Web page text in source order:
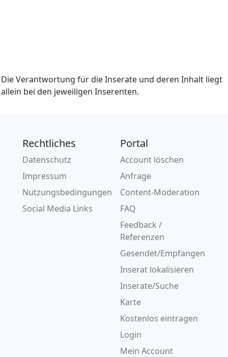
Die Verantwortung für die Inserate und deren Inhalt liegt
allein bei den jeweiligen Inserenten.
Rechtliches
Datenschutz
Impressum
Nutzungsbedingungen
Social Media Links
Portal
Account löschen
Anfrage
Content-Moderation
FAQ
Feedback /
Referenzen
Gesendet/Empfangen
Inserat lokalisieren
Inserate/Suche
Karte
Kostenlos eintragen
Login
Mein Account